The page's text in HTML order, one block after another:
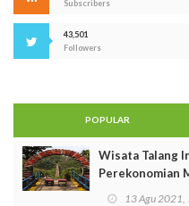
Subscribers
43,501
Followers
POPULAR
Wisata Talang
Perekonomian
13 Agu